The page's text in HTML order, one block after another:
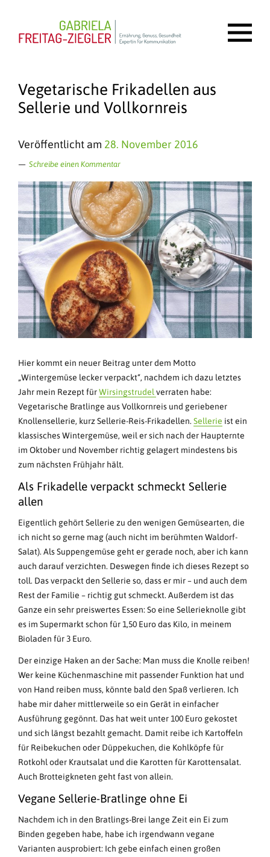
Vegetarische Frikadellen aus
Sellerie und Vollkornreis
Veröffentlicht am 28. November 2016
Schreibe einen Kommentar
Hier kommt ein neuer Beitrag unter dem Motto
„Wintergemüse lecker verpackt“, nachdem ich dazu letztes
Jahr mein Rezept fürWirsingstrudel verraten habe:
Vegetarische Bratlinge aus Vollkornreis und geriebener
Knollensellerie, kurz Sellerie-Reis-Frikadellen. Sellerie ist ein
klassisches Wintergemüse, weil er sich nach der Haupternte
im Oktober und November richtig gelagert mindestens bis
zum nächsten Frühjahr hält.
Als Frikadelle verpackt schmeckt Sellerie
allen
Eigentlich gehört Sellerie zu den wenigen Gemüsearten, die
ich nicht so gerne mag (auch nicht im berühmten Waldorf-
Salat). Als Suppengemüse geht er gerade noch, aber ich kann
auch darauf verzichten. Deswegen finde ich dieses Rezept so
toll. Das verpackt den Sellerie so, dass er mir – und auch dem
Rest der Familie – richtig gut schmeckt. Außerdem ist das
Ganze ein sehr preiswertes Essen: So eine Sellerieknolle gibt
es im Supermarkt schon für 1,50 Euro das Kilo, in meinem
Bioladen für 3 Euro.
Der einzige Haken an der Sache: Man muss die Knolle reiben!
Wer keine Küchenmaschine mit passender Funktion hat und
von Hand reiben muss, könnte bald den Spaß verlieren. Ich
habe mir daher mittlerweile so ein Gerät in einfacher
Ausführung gegönnt. Das hat weit unter 100 Euro gekostet
und sich längst bezahlt gemacht. Damit reibe ich Kartoffeln
für Reibekuchen oder Düppekuchen, die Kohlköpfe für
Rotkohl oder Krautsalat und die Karotten für Karottensalat.
Auch Brotteigkneten geht fast von allein.
Vegane Sellerie-Bratlinge ohne Ei
Nachdem ich in den Bratlings-Brei lange Zeit ein Ei zum
Binden gegeben habe, habe ich irgendwann vegane
Varianten ausprobiert: Ich gebe einfach einen großen